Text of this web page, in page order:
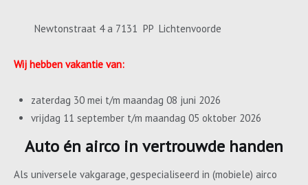
Newtonstraat 4 a 7131 PP Lichtenvoorde
Wij hebben vakantie van:
zaterdag 30 mei t/m maandag 08 juni 2026
vrijdag 11 september t/m maandag 05 oktober 2026
Auto én airco in vertrouwde handen
Als universele vakgarage, gespecialiseerd in (mobiele) airco